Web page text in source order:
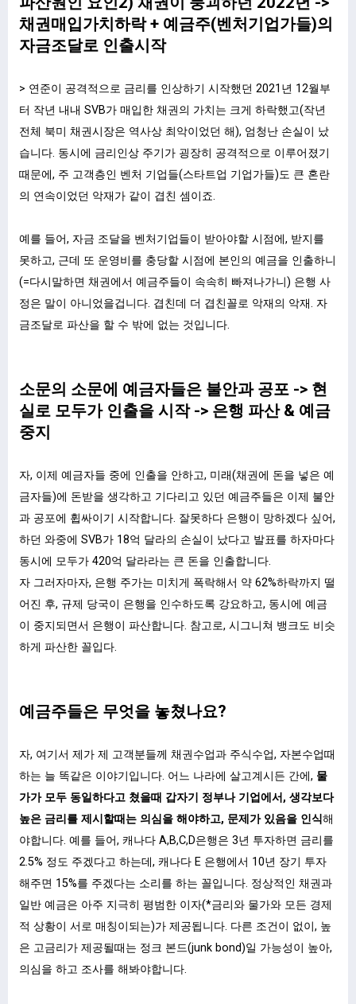
채권매입가치하락 + 예금주(벤처기업가들)의
자금조달로 인출시작
> 연준이 공격적으로 금리를 인상하기 시작했던 2021년 12월부
터 작년 내내 SVB가 매입한 채권의 가치는 크게 하락했고(작년
전체 북미 채권시장은 역사상 최악이었던 해), 엄청난 손실이 났
습니다. 동시에 금리인상 주기가 굉장히 공격적으로 이루어졌기
때문에, 주 고객층인 벤처 기업들(스타트업 기업가들)도 큰 혼란
의 연속이었던 악재가 같이 겹친 셈이죠.
예를 들어, 자금 조달을 벤처기업들이 받아야할 시점에, 받지를
못하고, 근데 또 운영비를 충당할 시점에 본인의 예금을 인출하니
(=다시말하면 채권에서 예금주들이 속속히 빠져나가니) 은행 사
정은 말이 아니었을겁니다. 겹친데 더 겹친꼴로 악재의 악재. 자
금조달로 파산을 할 수 밖에 없는 것입니다.
소문의 소문에 예금자들은 불안과 공포 -> 현
실로 모두가 인출을 시작 -> 은행 파산 & 예금
중지
자, 이제 예금자들 중에 인출을 안하고, 미래(채권에 돈을 넣은 예
금자들)에 돈받을 생각하고 기다리고 있던 예금주들은 이제 불안
과 공포에 휩싸이기 시작합니다. 잘못하다 은행이 망하겠다 싶어,
하던 와중에 SVB가 18억 달라의 손실이 났다고 발표를 하자마다
동시에 모두가 420억 달라라는 큰 돈을 인출합니다.
자 그러자마자, 은행 주가는 미치게 폭락해서 약 62%하락까지 떨
어진 후, 규제 당국이 은행을 인수하도록 강요하고, 동시에 예금
이 중지되면서 은행이 파산합니다. 참고로, 시그니쳐 뱅크도 비슷
하게 파산한 꼴입다.
예금주들은 무엇을 놓쳤나요?
자, 여기서 제가 제 고객분들께 채권수업과 주식수업, 자본수업때
하는 늘 똑같은 이야기입니다. 어느 나라에 살고계시든 간에, 물
가가 모두 동일하다고 쳤을때 갑자기 정부나 기업에서, 생각보다
높은 금리를 제시할때는 의심을 해야하고, 문제가 있음을 인식해
야합니다. 예를 들어, 캐나다 A,B,C,D은행은 3년 투자하면 금리를
2.5% 정도 주겠다고 하는데, 캐나다 E 은행에서 10년 장기 투자
해주면 15%를 주겠다는 소리를 하는 꼴입니다. 정상적인 채권과
일반 예금은 아주 지극히 평범한 이자(*금리와 물가와 모든 경제
적 상황이 서로 매칭이되는)가 제공됩니다. 다른 조건이 없이, 높
은 고금리가 제공될때는 정크 본드(junk bond)일 가능성이 높아,
의심을 하고 조사를 해봐야합니다.